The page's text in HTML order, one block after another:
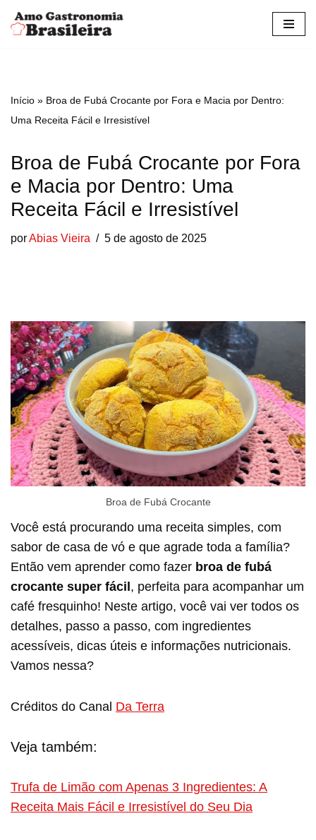
Pular
conteúdo
Início » Broa de Fubá Crocante por Fora e Macia por Dentro:
Uma Receita Fácil e Irresistível
Broa de Fubá Crocante por Fora
e Macia por Dentro: Uma
Receita Fácil e Irresistível
porAbias Vieira 5 de agosto de 2025
Broa de Fubá Crocante
Você está procurando uma receita simples, com
sabor de casa de vó e que agrade toda a família?
Então vem aprender como fazer broa de fubá
crocante super fácil , perfeita para acompanhar um
café fresquinho! Neste artigo, você vai ver todos os
detalhes, passo a passo, com ingredientes
acessíveis, dicas úteis e informações nutricionais.
Vamos nessa?
Créditos do Canal Da Terra
Veja também:
Trufa de Limão com Apenas 3 Ingredientes: A
Receita Mais Fácil e Irresistível do Seu Dia